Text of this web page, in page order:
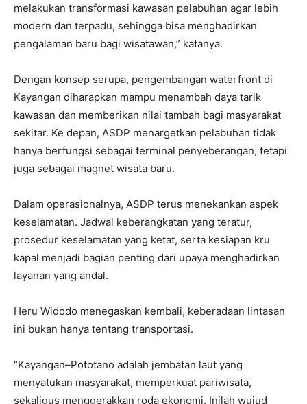
melakukan transformasi kawasan pelabuhan agar lebih
modern dan terpadu, sehingga bisa menghadirkan
pengalaman baru bagi wisatawan,” katanya.
Dengan konsep serupa, pengembangan waterfront di
Kayangan diharapkan mampu menambah daya tarik
kawasan dan memberikan nilai tambah bagi masyarakat
sekitar. Ke depan, ASDP menargetkan pelabuhan tidak
hanya berfungsi sebagai terminal penyeberangan, tetapi
juga sebagai magnet wisata baru.
Dalam operasionalnya, ASDP terus menekankan aspek
keselamatan. Jadwal keberangkatan yang teratur,
prosedur keselamatan yang ketat, serta kesiapan kru
kapal menjadi bagian penting dari upaya menghadirkan
layanan yang andal.
Heru Widodo menegaskan kembali, keberadaan lintasan
ini bukan hanya tentang transportasi.
“Kayangan–Pototano adalah jembatan laut yang
menyatukan masyarakat, memperkuat pariwisata,
sekaligus menggerakkan roda ekonomi. Inilah wujud